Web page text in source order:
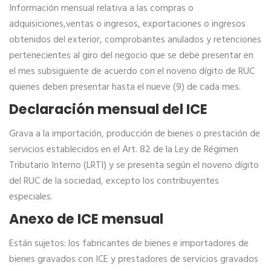
Información mensual relativa a las compras o
adquisiciones,ventas o ingresos, exportaciones o ingresos
obtenidos del exterior, comprobantes anulados y retenciones
pertenecientes al giro del negocio que se debe presentar en
el mes subsiguiente de acuerdo con el noveno dígito de RUC
quienes deben presentar hasta el nueve (9) de cada mes.
Declaración mensual del ICE
Grava a la importación, producción de bienes o prestación de
servicios establecidos en el Art. 82 de la Ley de Régimen
Tributario Interno (LRTI) y se presenta según el noveno dígito
del RUC de la sociedad, excepto los contribuyentes
especiales.
Anexo de ICE mensual
Están sujetos: los fabricantes de bienes e importadores de
bienes gravados con ICE y prestadores de servicios gravados